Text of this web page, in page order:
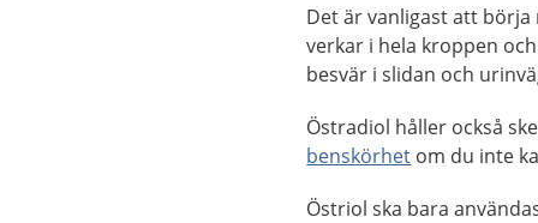
Det är vanligast att
verkar i hela kroppen
besvär i slidan och
Östradiol håller också
benskörhet om du inte
Östriol ska bara